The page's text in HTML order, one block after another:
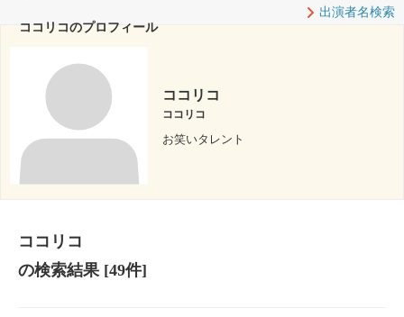
出演者名検索
ココリコのプロフィール
ココリコ
ココリコ
お笑いタレント
ココリコ
の検索結果[49件]